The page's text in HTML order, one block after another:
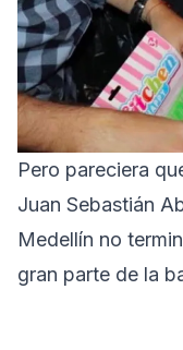
Pero pareciera
Juan Sebastián
Medellín no
gran parte de la